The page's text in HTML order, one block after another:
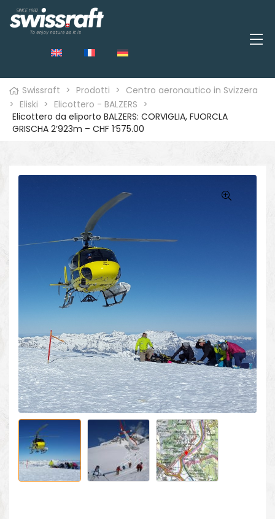
Swissraft > Prodotti > Centro aeronautico in Svizzera
> Eliski > Elicottero - BALZERS >
Elicottero da eliporto BALZERS: CORVIGLIA, FUORCLA
GRISCHA 2’923m – CHF 1’575.00